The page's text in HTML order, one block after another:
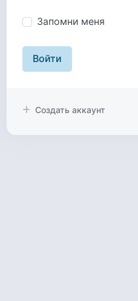
Запомни меня
Войти
Создать аккаунт